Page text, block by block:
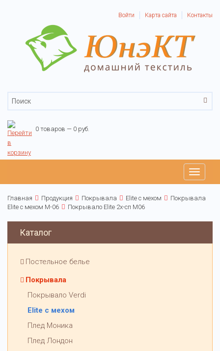
Войти Карта сайта Контакты
0 товаров — 0 руб.
Toggle
Главная Продукция Покрывала Elite с мехом
Покрывала
Elite с мехом М-06
Покрывало Elite 2х-сп М06
Каталог
Постельное белье
Покрывала
Покрывало Verdi
Elite с мехом
Плед Моника
Плед Лондон